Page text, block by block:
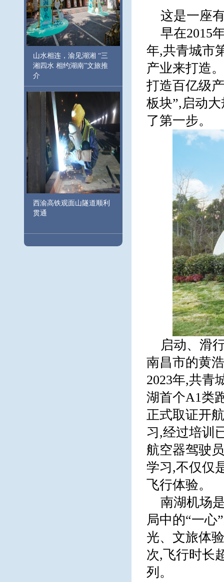
山水相连，渝见湖湘 “三
湘四水 相约湖南”文旅推
介
西渝高铁观面山隧道顺利
贯通
这是一座
早在2015
年,共青城市
产业来打造
打造百亿级
板块”,启动
了第一步。
启动、滑
南昌市的黄
2023年,共青
湖首个A1类
正式取证开
习,经过培训
航空器驾驶
学习,不仅仅
飞行体验。
南湖机场
局中的“一心
光、文旅体
次,飞行时长
列。